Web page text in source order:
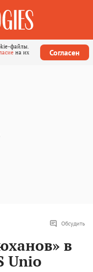
файлы.
на их
Согласен
Обсудить
в
Unio